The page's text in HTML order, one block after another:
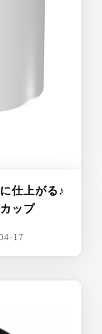
仕上がる♪
ップ
17